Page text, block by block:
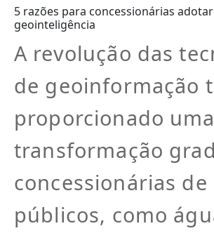
5 razões para concessionárias
geointeligência
A revolução das
de geoinformação
proporcionado uma
transformação
concessionárias de
públicos, como